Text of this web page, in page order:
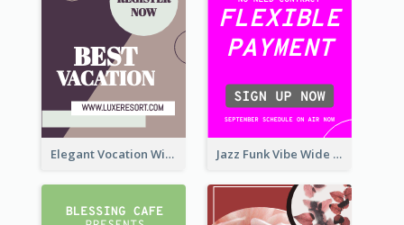
Elegant Vocation Wide Skyscraper Banner Design Jazz Funk Vibe Wide Skyscraper Banner